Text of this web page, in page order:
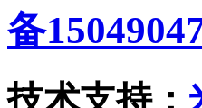
备
技术支持：